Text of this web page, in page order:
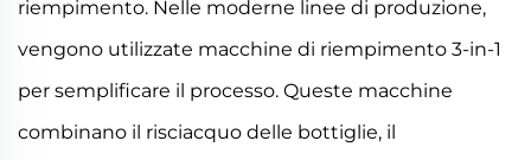
riempimento. Nelle moderne linee di produzione,
vengono utilizzate macchine di riempimento 3-in-1
per semplificare il processo. Queste macchine
combinano il risciacquo delle bottiglie, il